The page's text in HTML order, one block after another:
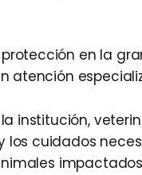
en la
atención
institución,
cuidados